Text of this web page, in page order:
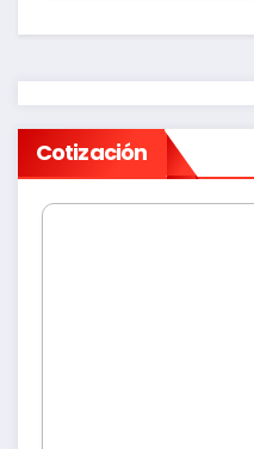
Cotización